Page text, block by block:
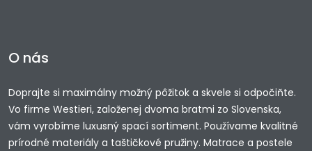
O nás
Doprajte si maximálny možný pôžitok a skvele si odpočiňte.
Vo firme Westieri, založenej dvoma bratmi zo Slovenska,
vám vyrobíme luxusný spací sortiment. Používame kvalitné
prírodné materiály a taštičkové pružiny. Matrace a postele